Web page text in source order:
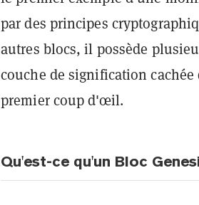
par des principes
autres blocs, il possède
couche de signification
premier coup d'œil.
Qu'est-ce qu'un Bloc